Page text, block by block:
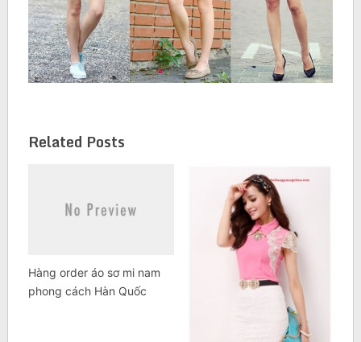
Related Posts
Hàng order áo sơ mi nam
phong cách Hàn Quốc